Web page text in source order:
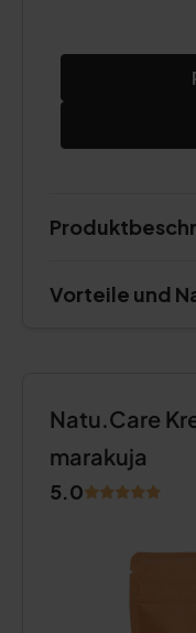
Vorteile und
Natu.Care
marakuja
5.0